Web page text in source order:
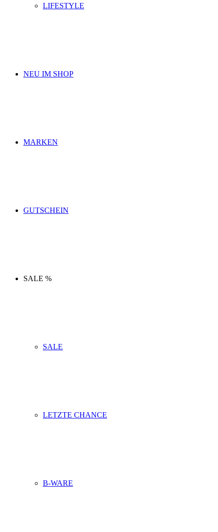
LIFESTYLE
NEU IM SHOP
MARKEN
GUTSCHEIN
SALE %
SALE
LETZTE CHANCE
B-WARE